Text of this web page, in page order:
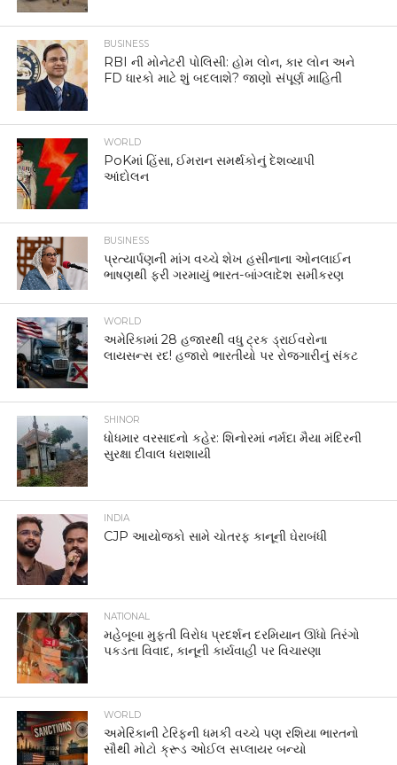
BUSINESS
RBI ની મોનેટરી પોલિસી: હોમ લોન, કાર લોન અને
FD ધારકો માટે શું બદલાશે? જાણો સંપૂર્ણ માહિતી
WORLD
PoKમાં હિંસા, ઈમરાન સમર્થકોનું દેશવ્યાપી
આંદોલન
BUSINESS
પ્રત્યાર્પણની માંગ વચ્ચે શેખ હસીનાના ઓનલાઈન
ભાષણથી ફરી ગરમાયું ભારત-બાંગ્લાદેશ સમીકરણ
WORLD
અમેરિકામાં 28 હજારથી વધુ ટ્રક ડ્રાઈવરોના
લાયસન્સ રદ! હજારો ભારતીયો પર રોજગારીનું સંકટ
SHINOR
ધોધમાર વરસાદનો કહેર: શિનોરમાં નર્મદા મૈયા મંદિરની
સુરક્ષા દીવાલ ધરાશાયી
INDIA
CJP આયોજકો સામે ચોતરફ કાનૂની ઘેરાબંધી
NATIONAL
મહેબૂબા મુફ્તી વિરોધ પ્રદર્શન દરમિયાન ઊંધો તિરંગો
પકડતા વિવાદ, કાનૂની કાર્યવાહી પર વિચારણા
WORLD
અમેરિકાની ટેરિફની ધમકી વચ્ચે પણ રશિયા ભારતનો
સૌથી મોટો ક્રૂડ ઓઈલ સપ્લાયર બન્યો